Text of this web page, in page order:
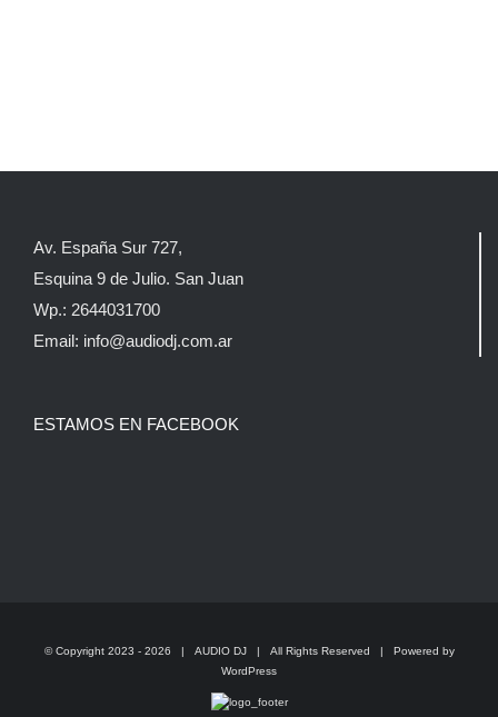
Av. España Sur 727,
Esquina 9 de Julio. San Juan
Wp.: 2644031700
Email: info@audiodj.com.ar
ESTAMOS EN FACEBOOK
© Copyright 2023 - 2026 | AUDIO DJ| All Rights Reserved | Powered by
WordPress